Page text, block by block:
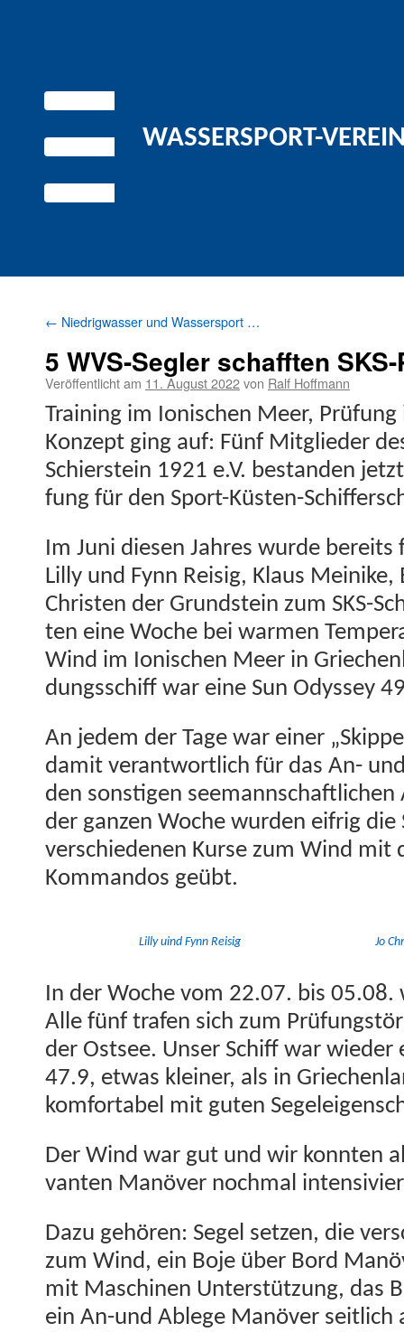
WASSERSPORT-
← Niedrigwasser und Wassersport …
5 WVS-Segler schafften
Veröffentlicht am 11. August 2022von Ralf Hoffmann
Train­ing im Ion­is­chen Meer,
Konzept ging auf: Fünf Mit­glieder
Schier­stein 1921 e.V. bestanden
fung für den Sport-Küsten-
Im Juni diesen Jahres wurde bere­its
Lil­ly und Fynn Reisig, Klaus Meinike,
Chris­ten der Grund­stein zum SKS-
ten eine Woche bei war­men
Wind im Ion­is­chen Meer in
dungss­chiff war eine Sun Odyssey
An jedem der Tage war ein­er
damit ver­ant­wortlich für das An-
den son­sti­gen
der ganzen Woche wur­den eifrig
ver­schiede­nen Kurse zum Wind mit
Kom­man­dos geübt.
Lil­ly uind Fynn Reisig Jo
In der Woche vom 22.07. bis 05.08.
Alle fünf trafen sich zum
der Ost­see. Unser Schiff war wieder
47.9, etwas klein­er, als in
kom­fort­a­bel mit guten
Der Wind war gut und wir kon­nten
van­ten Manöver nochmal
Dazu gehören: Segel set­zen, die
zum Wind, ein Boje über Bord
mit Maschi­nen Unter­stützung, das
ein An-und Ablege Manöver